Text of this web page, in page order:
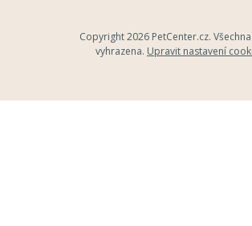
Copyright 2026 PetCenter.cz.
vyhrazena. Upravit nastavení